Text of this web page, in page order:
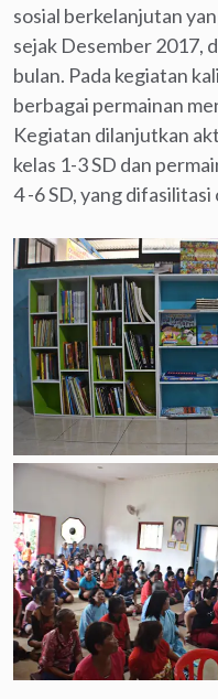
sosial berkelanjutan
sejak Desember 2017,
bulan. Pada kegiatan
berbagai permainan
Kegiatan dilanjutkan
kelas 1-3 SD dan
4 -6 SD, yang